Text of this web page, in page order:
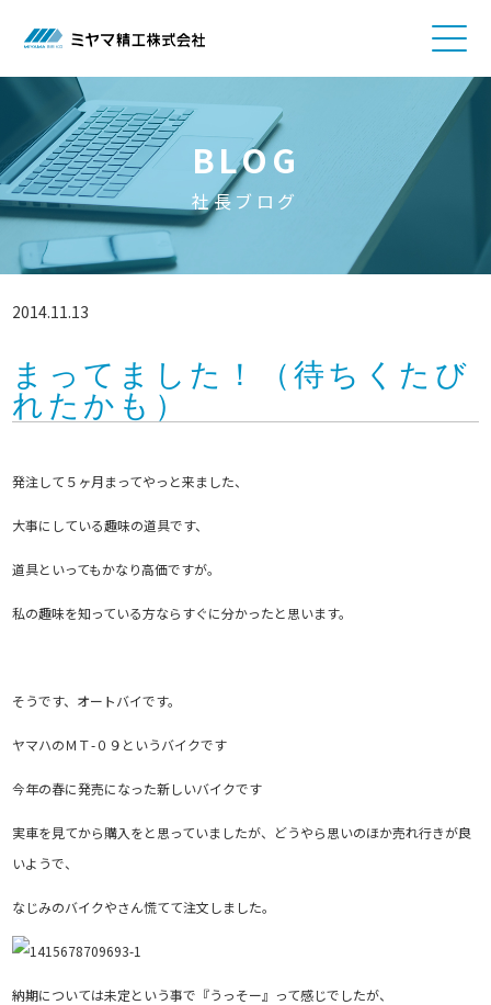
BLOG
社長ブログ
2014.11.13
まってました！（待ちくたび
れたかも）
発注して５ヶ月まってやっと来ました、
大事にしている趣味の道具です、
道具といってもかなり高価ですが。
私の趣味を知っている方ならすぐに分かったと思います。
そうです、オートバイです。
ヤマハのＭＴ-０９というバイクです
今年の春に発売になった新しいバイクです
実車を見てから購入をと思っていましたが、どうやら思いのほか売れ行きが良
いようで、
なじみのバイクやさん慌てて注文しました。
納期については未定という事で『うっそー』って感じでしたが、